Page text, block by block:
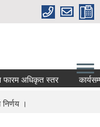
अधिकृत स्तर
।